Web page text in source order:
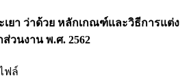
ยา ว่าด้วย หลักเกณฑ์และวิธีการแต่ง
วนงาน พ.ศ. 2562
ฟล์